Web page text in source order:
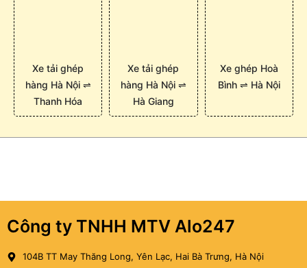
Xe tải ghép
hàng Hà Nội ⇌
Thanh Hóa
Xe tải ghép
hàng Hà Nội ⇌
Hà Giang
Xe ghép Hoà
Bình ⇌ Hà Nội
Công ty TNHH MTV Alo247
104B TT May Thăng Long, Yên Lạc, Hai Bà Trưng, Hà Nội